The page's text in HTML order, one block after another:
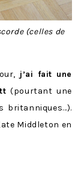
(celles de
j’ai fait une
(pourtant une
britanniques…).
Middleton en